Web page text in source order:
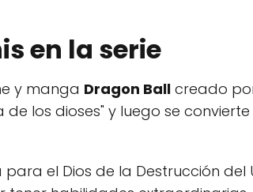
en la serie
y manga Dragon Ball creado
los dioses" y luego se
el Dios de la Destrucción del